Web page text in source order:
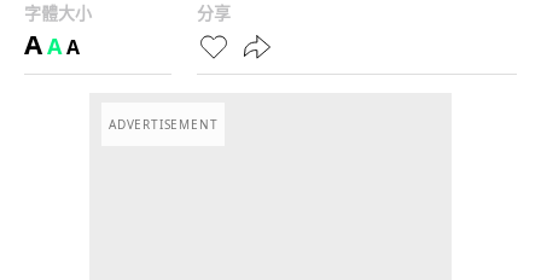
字體大小
AAA
分享
ADVERTISEMENT